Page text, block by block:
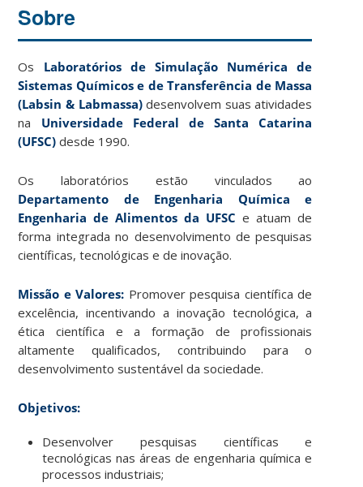
Sobre
Os Laboratórios de Simulação Numérica de
Sistemas Químicos e de Transferência de Massa
(Labsin & Labmassa) desenvolvem suas atividades
na Universidade Federal de Santa Catarina
(UFSC) desde 1990.
Os laboratórios estão vinculados ao
Departamento de Engenharia Química e
Engenharia de Alimentos da UFSC e atuam de
forma integrada no desenvolvimento de pesquisas
científicas, tecnológicas e de inovação.
Missão e Valores: Promover pesquisa científica de
excelência, incentivando a inovação tecnológica, a
ética científica e a formação de profissionais
altamente qualificados, contribuindo para o
desenvolvimento sustentável da sociedade.
Objetivos:
Desenvolver pesquisas científicas e
tecnológicas nas áreas de engenharia química e
processos industriais;